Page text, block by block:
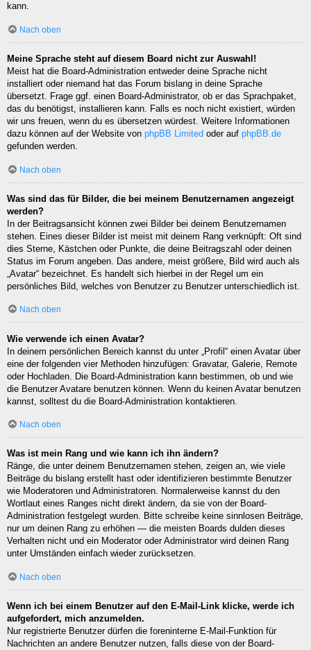
kann.
Nach oben
Meine Sprache steht auf diesem Board nicht zur Auswahl!
Meist hat die Board-Administration entweder deine Sprache nicht
installiert oder niemand hat das Forum bislang in deine Sprache
übersetzt. Frage ggf. einen Board-Administrator, ob er das Sprachpaket,
das du benötigst, installieren kann. Falls es noch nicht existiert, würden
wir uns freuen, wenn du es übersetzen würdest. Weitere Informationen
dazu können auf der Website von phpBB Limited oder auf phpBB.de
gefunden werden.
Nach oben
Was sind das für Bilder, die bei meinem Benutzernamen angezeigt
werden?
In der Beitragsansicht können zwei Bilder bei deinem Benutzernamen
stehen. Eines dieser Bilder ist meist mit deinem Rang verknüpft: Oft sind
dies Sterne, Kästchen oder Punkte, die deine Beitragszahl oder deinen
Status im Forum angeben. Das andere, meist größere, Bild wird auch als
„Avatar“ bezeichnet. Es handelt sich hierbei in der Regel um ein
persönliches Bild, welches von Benutzer zu Benutzer unterschiedlich ist.
Nach oben
Wie verwende ich einen Avatar?
In deinem persönlichen Bereich kannst du unter „Profil“ einen Avatar über
eine der folgenden vier Methoden hinzufügen: Gravatar, Galerie, Remote
oder Hochladen. Die Board-Administration kann bestimmen, ob und wie
die Benutzer Avatare benutzen können. Wenn du keinen Avatar benutzen
kannst, solltest du die Board-Administration kontaktieren.
Nach oben
Was ist mein Rang und wie kann ich ihn ändern?
Ränge, die unter deinem Benutzernamen stehen, zeigen an, wie viele
Beiträge du bislang erstellt hast oder identifizieren bestimmte Benutzer
wie Moderatoren und Administratoren. Normalerweise kannst du den
Wortlaut eines Ranges nicht direkt ändern, da sie von der Board-
Administration festgelegt wurden. Bitte schreibe keine sinnlosen Beiträge,
nur um deinen Rang zu erhöhen — die meisten Boards dulden dieses
Verhalten nicht und ein Moderator oder Administrator wird deinen Rang
unter Umständen einfach wieder zurücksetzen.
Nach oben
Wenn ich bei einem Benutzer auf den E-Mail-Link klicke, werde ich
aufgefordert, mich anzumelden.
Nur registrierte Benutzer dürfen die foreninterne E-Mail-Funktion für
Nachrichten an andere Benutzer nutzen, falls diese von der Board-